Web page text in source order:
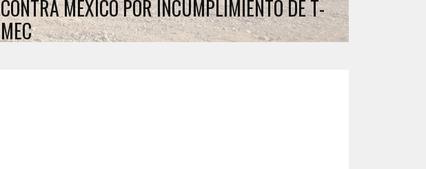
CONTRA MÉXICO POR INCUMPLIMIENTO DE T-
MEC